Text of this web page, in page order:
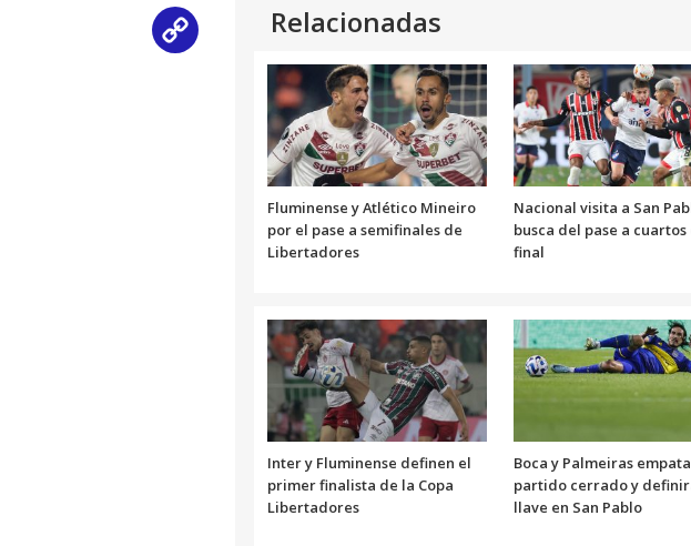
Relacionadas
Fluminense y Atlético Mineiro
por el pase a semifinales de
Libertadores
Nacional visita a San
busca del pase a cuartos
final
Inter y Fluminense definen el
primer finalista de la Copa
Libertadores
Boca y Palmeiras
partido cerrado y
llave en San Pablo